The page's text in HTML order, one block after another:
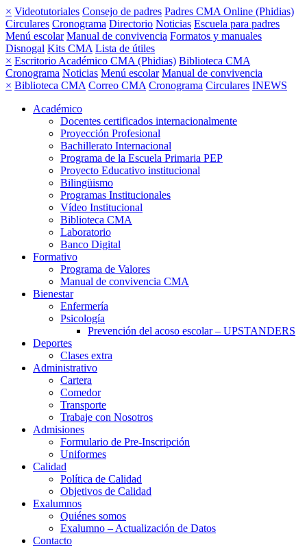
× Videotutoriales Consejo de padres Padres CMA Online (Phidias)
Circulares Cronograma Directorio Noticias Escuela para padres
Menú escolar Manual de convivencia Formatos y manuales
Disnogal Kits CMA Lista de útiles
× Escritorio Académico CMA (Phidias) Biblioteca CMA
Cronograma Noticias Menú escolar Manual de convivencia
× Biblioteca CMA Correo CMA Cronograma Circulares INEWS
Académico
Docentes certificados internacionalmente
Proyección Profesional
Bachillerato Internacional
Programa de la Escuela Primaria PEP
Proyecto Educativo institucional
Bilingüismo
Programas Institucionales
Vídeo Institucional
Biblioteca CMA
Laboratorio
Banco Digital
Formativo
Programa de Valores
Manual de convivencia CMA
Bienestar
Enfermería
Psicología
Prevención del acoso escolar – UPSTANDERS
Deportes
Clases extra
Administrativo
Cartera
Comedor
Transporte
Trabaje con Nosotros
Admisiones
Formulario de Pre-Inscripción
Uniformes
Calidad
Política de Calidad
Objetivos de Calidad
Exalumnos
Quiénes somos
Exalumno – Actualización de Datos
Contacto